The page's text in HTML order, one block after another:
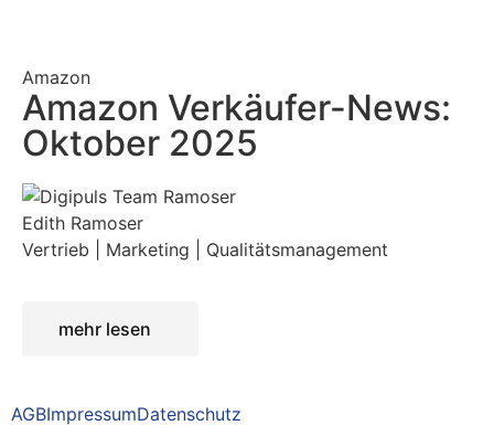
Amazon
Amazon Verkäufer-News:
Oktober 2025
Edith Ramoser
Vertrieb | Marketing | Qualitätsmanagement
mehr lesen
AGBImpressumDatenschutz